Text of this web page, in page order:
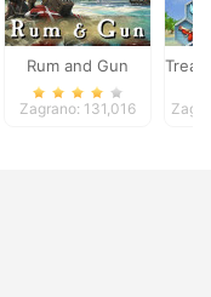
Rum and Gun
Zagrano: 131,016